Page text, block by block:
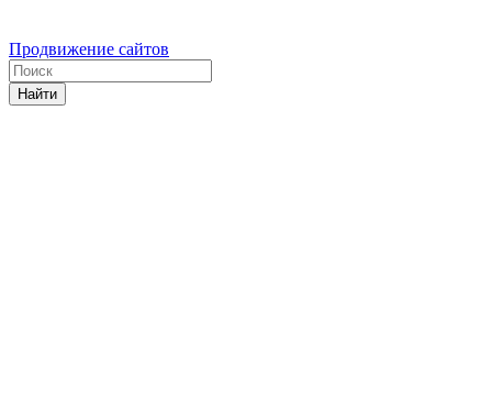
Продвижение сайтов
Найти